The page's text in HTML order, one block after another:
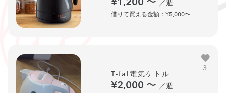
／週
借りて買える金額：¥5,000〜
T-fal電気ケトル
¥2,000 〜 ／週
3